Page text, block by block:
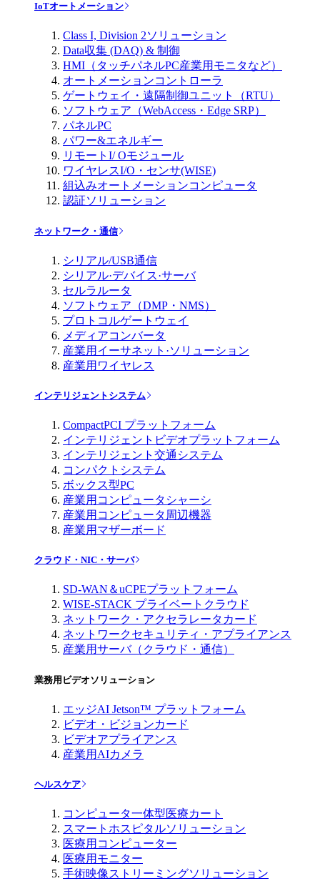
IoTオートメーション
Class I, Division 2ソリューション
Data収集 (DAQ) & 制御
HMI（タッチパネルPC産業用モニタなど）
オートメーションコントローラ
ゲートウェイ・遠隔制御ユニット（RTU）
ソフトウェア（WebAccess・Edge SRP）
パネルPC
パワー&エネルギー
リモートI/ Oモジュール
ワイヤレスI/O・センサ(WISE)
組込みオートメーションコンピュータ
認証ソリューション
ネットワーク・通信
シリアル/USB通信
シリアル·デバイス·サーバ
セルラルータ
ソフトウェア（DMP・NMS）
プロトコルゲートウェイ
メディアコンバータ
産業用イーサネット·ソリューション
産業用ワイヤレス
インテリジェントシステム
CompactPCI プラットフォーム
インテリジェントビデオプラットフォーム
インテリジェント交通システム
コンパクトシステム
ボックス型PC
産業用コンピュータシャーシ
産業用コンピュータ周辺機器
産業用マザーボード
クラウド・NIC・サーバ
SD-WAN＆uCPEプラットフォーム
WISE-STACK プライベートクラウド
ネットワーク・アクセラレータカード
ネットワークセキュリティ・アプライアンス
産業用サーバ（クラウド・通信）
業務用ビデオソリューション
エッジAI Jetson™ プラットフォーム
ビデオ・ビジョンカード
ビデオアプライアンス
産業用AIカメラ
ヘルスケア
コンピュータ一体型医療カート
スマートホスピタルソリューション
医療用コンピューター
医療用モニター
手術映像ストリーミングソリューション